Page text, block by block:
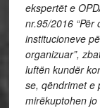
ekspertët e
nr.95/2016
institucioneve
organizuar”,
luftën kundër
se, qëndrimet e
mirëkuptohen